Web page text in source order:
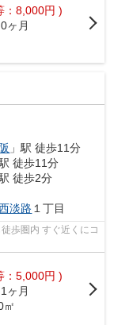
：8,000円 )
0ヶ月
」駅 徒歩11分
徒歩11分
徒歩2分
淡路 １丁目
歩圏内 すぐ近くにコ
：5,000円 )
1ヶ月
㎡